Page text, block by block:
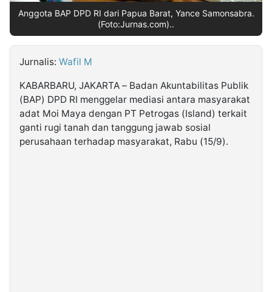
Kabarbaru.co
2026
Anggota BAP DPD RI dari Papua Barat, Yance Samonsabra.
(Foto:Jurnas.com)..
Jurnalis: Wafil M
KABARBARU, JAKARTA – Badan Akuntabilitas Publik
(BAP) DPD RI menggelar mediasi antara masyarakat
adat Moi Maya dengan PT Petrogas (Island) terkait
ganti rugi tanah dan tanggung jawab sosial
perusahaan terhadap masyarakat, Rabu (15/9).